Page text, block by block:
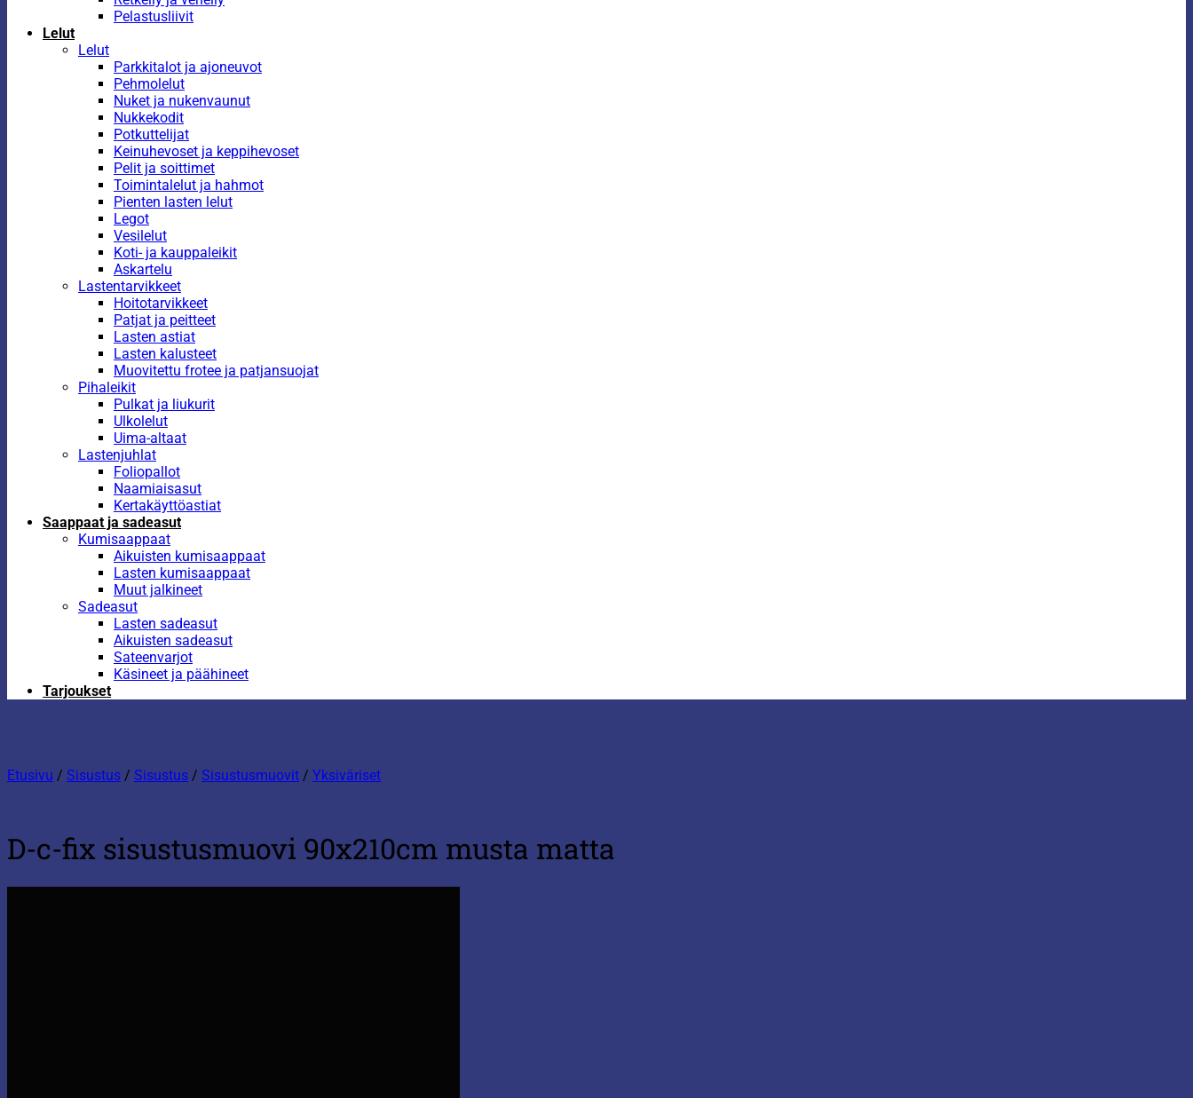
Pelastusliivit
Lelut
Lelut
Parkkitalot ja ajoneuvot
Pehmolelut
Nuket ja nukenvaunut
Nukkekodit
Potkuttelijat
Keinuhevoset ja keppihevoset
Pelit ja soittimet
Toimintalelut ja hahmot
Pienten lasten lelut
Legot
Vesilelut
Koti- ja kauppaleikit
Askartelu
Lastentarvikkeet
Hoitotarvikkeet
Patjat ja peitteet
Lasten astiat
Lasten kalusteet
Muovitettu frotee ja patjansuojat
Pihaleikit
Pulkat ja liukurit
Ulkolelut
Uima-altaat
Lastenjuhlat
Foliopallot
Naamiaisasut
Kertakäyttöastiat
Saappaat ja sadeasut
Kumisaappaat
Aikuisten kumisaappaat
Lasten kumisaappaat
Muut jalkineet
Sadeasut
Lasten sadeasut
Aikuisten sadeasut
Sateenvarjot
Käsineet ja päähineet
Tarjoukset
Etusivu / Sisustus / Sisustus / Sisustusmuovit / Yksiväriset
D-c-fix sisustusmuovi 90x210cm musta matta